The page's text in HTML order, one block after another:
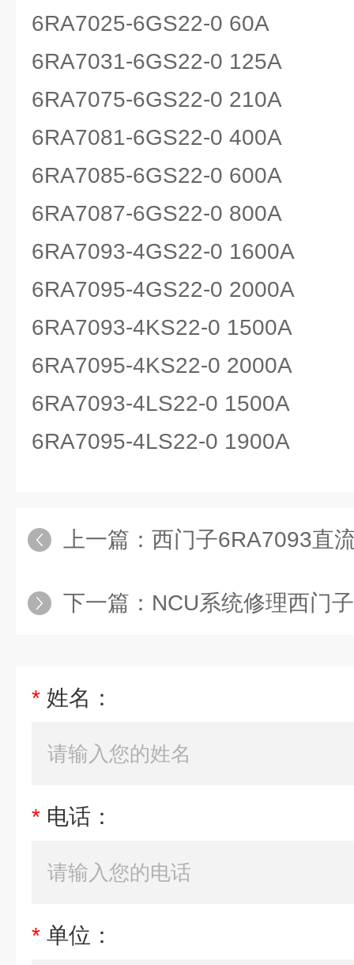
6RA7025-6GS22-0 60A
6RA7031-6GS22-0 125A
6RA7075-6GS22-0 210A
6RA7081-6GS22-0 400A
6RA7085-6GS22-0 600A
6RA7087-6GS22-0 800A
6RA7093-4GS22-0 1600A
6RA7095-4GS22-0 2000A
6RA7093-4KS22-0 1500A
6RA7095-4KS22-0 2000A
6RA7093-4LS22-0 1500A
6RA7095-4LS22-0 1900A
上一篇： 西门子6RA7093直
下一篇： NCU系统修理西门子
* 姓名：
* 电话：
* 单位：